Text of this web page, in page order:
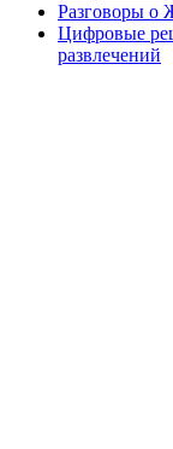
Разговоры о
Цифровые
развлечений